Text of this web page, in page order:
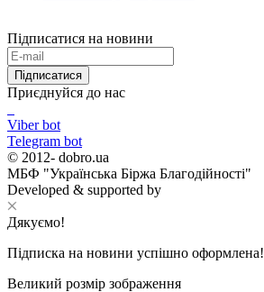
Підписатися на новини
Підписатися
Приєднуйся до нас
Viber bot
Telegram bot
© 2012- dobro.ua
МБФ "Українська Біржа Благодійності"
Developed & supported by
Дякуємо!
Підписка на новини успішно оформлена!
Великий розмір зображення